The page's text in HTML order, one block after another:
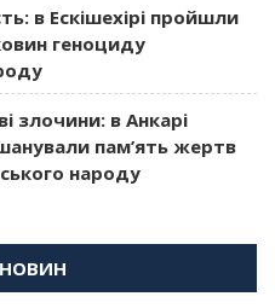
в Ескішехірі пройшли
геноциду
злочини: в Анкарі
пам’ять жертв
народу
НОВИН